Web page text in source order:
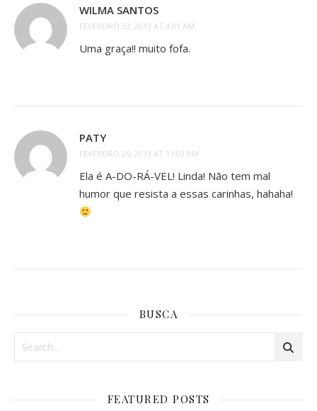
WILMA SANTOS
FEVEREIRO 23, 2013 AT 4:01 AM
Uma graça!! muito fofa.
PATY
FEVEREIRO 25, 2013 AT 11:01 PM
Ela é A-DO-RÁ-VEL! Linda! Não tem mal
humor que resista a essas carinhas, hahaha!
BUSCA
FEATURED POSTS